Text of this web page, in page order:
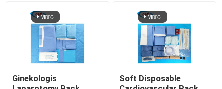
Penutup Peralatan Medis Steril
Peralatan Perlindungan Medis
Ginekologis
Soft Disposable